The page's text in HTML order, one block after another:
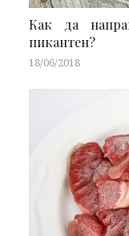
Как да
пикантен?
18/06/2018